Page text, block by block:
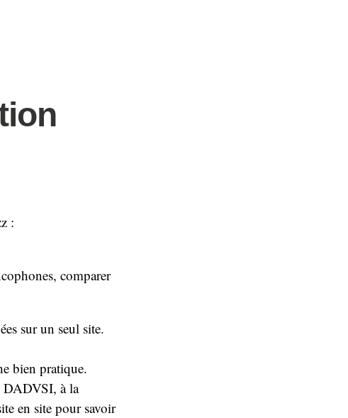
:
comparer
sur un seul site.
bien pratique.
DADVSI, à la
en site pour savoir